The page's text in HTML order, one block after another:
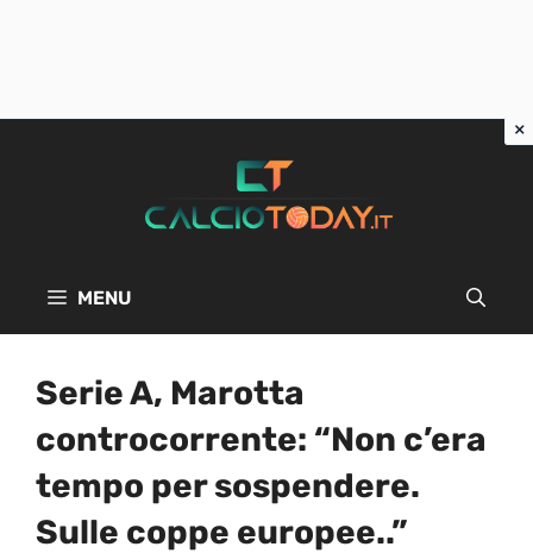
MENU
Serie A, Marotta
controcorrente: “Non c’era
tempo per sospendere.
Sulle coppe europee..”